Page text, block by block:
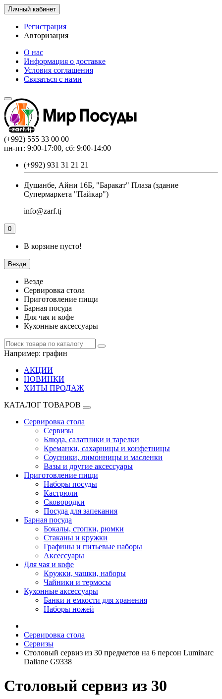
Личный кабинет
Регистрация
Авторизация
О нас
Информация о доставке
Условия соглашения
Связаться с нами
(+992) 555 33 00 00
пн-пт: 9:00-17:00, сб: 9:00-14:00
(+992) 931 31 21 21
Душанбе, Айни 16Б, "Баракат" Плаза (здание
Супермаркета "Пайкар")
info@zarf.tj
0
В корзине пусто!
Везде
Везде
Сервировка стола
Приготовление пищи
Барная посуда
Для чая и кофе
Кухонные аксессуары
Например: графин
АКЦИИ
НОВИНКИ
ХИТЫ ПРОДАЖ
КАТАЛОГ ТОВАРОВ
Сервировка стола
Сервизы
Блюда, салатники и тарелки
Креманки, сахарницы и конфетницы
Соусники, лимонницы и масленки
Вазы и другие аксессуары
Приготовление пищи
Наборы посуды
Кастрюли
Сковородки
Посуда для запекания
Барная посуда
Бокалы, стопки, рюмки
Стаканы и кружки
Графины и питьевые наборы
Аксессуары
Для чая и кофе
Кружки, чашки, наборы
Чайники и термосы
Кухонные аксессуары
Банки и емкости для хранения
Наборы ножей
Сервировка стола
Сервизы
Столовый сервиз из 30 предметов на 6 персон Luminarc
Daliane G9338
Столовый сервиз из 30